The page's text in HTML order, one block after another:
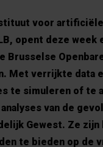
voor
opent deze week
Brusselse
Met verrijkte data
te simuleren of te
van de
Gewest. Ze zijn
te bieden op de